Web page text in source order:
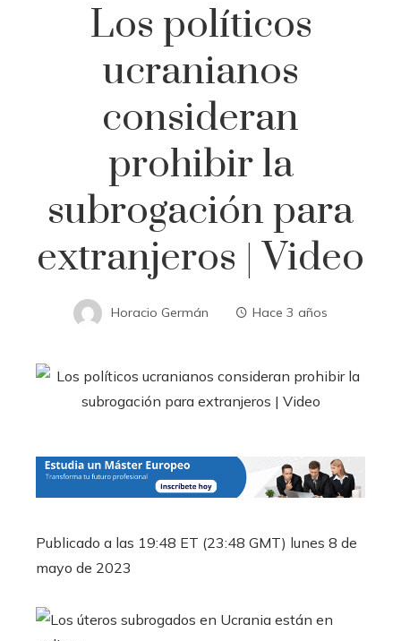
Los políticos
ucranianos
consideran
prohibir la
subrogación para
extranjeros | Video
Horacio Germán Hace 3 años
Publicado a las 19:48 ET (23:48 GMT) lunes 8 de
mayo de 2023